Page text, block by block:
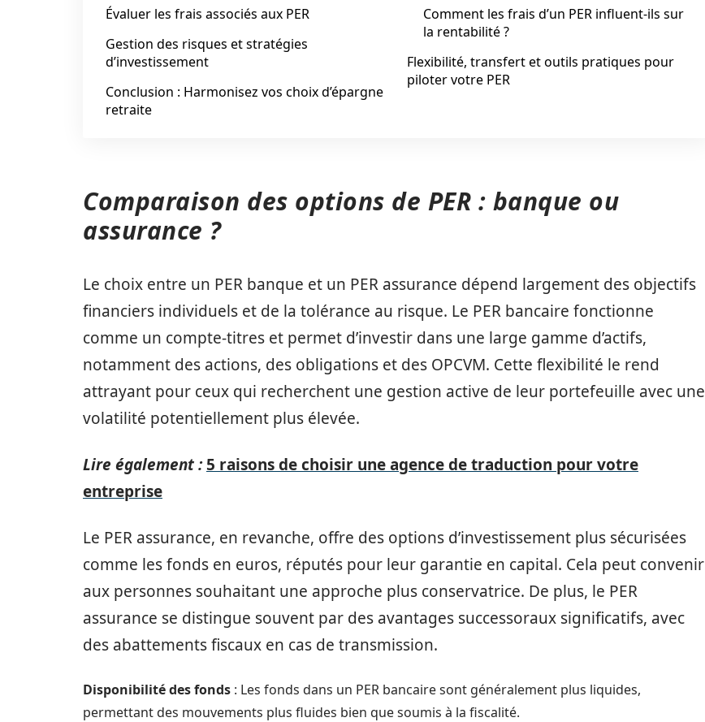
Évaluer les frais associés aux PER
Gestion des risques et stratégies
d’investissement
Conclusion : Harmonisez vos choix d’épargne
retraite
Comment les frais d’un PER influent-ils sur
la rentabilité ?
Flexibilité, transfert et outils pratiques pour
piloter votre PER
Comparaison des options de PER : banque ou
assurance ?
Le choix entre un PER banque et un PER assurance dépend largement des objectifs
financiers individuels et de la tolérance au risque. Le PER bancaire fonctionne
comme un compte-titres et permet d’investir dans une large gamme d’actifs,
notamment des actions, des obligations et des OPCVM. Cette flexibilité le rend
attrayant pour ceux qui recherchent une gestion active de leur portefeuille avec une
volatilité potentiellement plus élevée.
Lire également : 5 raisons de choisir une agence de traduction pour votre
entreprise
Le PER assurance, en revanche, offre des options d’investissement plus sécurisées
comme les fonds en euros, réputés pour leur garantie en capital. Cela peut convenir
aux personnes souhaitant une approche plus conservatrice. De plus, le PER
assurance se distingue souvent par des avantages successoraux significatifs, avec
des abattements fiscaux en cas de transmission.
Disponibilité des fonds : Les fonds dans un PER bancaire sont généralement plus liquides,
permettant des mouvements plus fluides bien que soumis à la fiscalité.